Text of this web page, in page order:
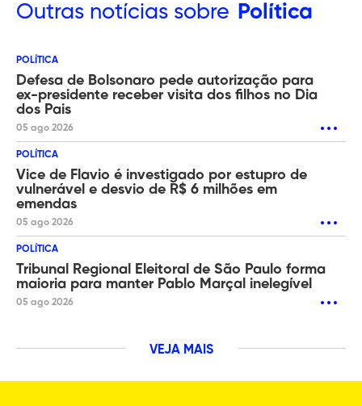
Outras notícias sobre Política
POLÍTICA
Defesa de Bolsonaro pede autorização para
ex-presidente receber visita dos filhos no Dia
dos Pais
05 ago 2026
POLÍTICA
Vice de Flavio é investigado por estupro de
vulnerável e desvio de R$ 6 milhões em
emendas
05 ago 2026
POLÍTICA
Tribunal Regional Eleitoral de São Paulo forma
maioria para manter Pablo Marçal inelegível
05 ago 2026
VEJA MAIS